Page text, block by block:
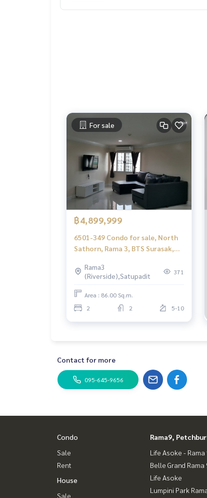
รับฝากซื้อ ขาย เช่า ที่ดิน บ้าน ทาวเฮ้าส์ ทาวโ
For sale
฿4,899,999
6501-349 Condo for sale, North
Sathorn, Rama 3, BTS Surasak,
bedrooms.
Rama3
(Riverside),Satupadit
371
Area : 86.00 Sq.m.
2
2 5-10
Contact for more
095-645-9656
Condo
Sale
Rent
House
Sale
Rama9,
Life Asoke - Rama
Belle Grand Rama
Life Asoke
Lumpini Park